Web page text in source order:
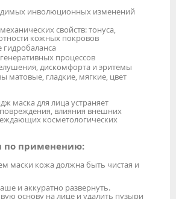
инволюционных изменений
свойств: тонуса,
кожных покровов
гидробаланса
процессов
дискомфорта и эритемы
матовые, гладкие, мягкие, цвет
маска для лица устраняет
влияния внешних
косметологических
по применению:
маски кожа должна быть чистая и
и аккуратно развернуть.
основу на лице и удалить пузыри